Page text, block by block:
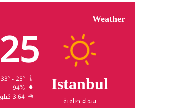
Weather
Istanbul
سماء صافية
25
94%
3.64 كيلومتر/ساعة